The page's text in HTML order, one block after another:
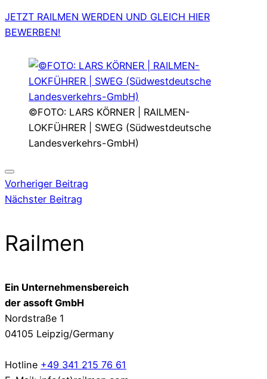
JETZT RAILMEN WERDEN UND GLEICH HIER
BEWERBEN!
©FOTO: LARS KÖRNER | RAILMEN-
LOKFÜHRER | SWEG (Südwestdeutsche
Landesverkehrs-GmbH)
Vorheriger Beitrag
Nächster Beitrag
Railmen
Ein Unternehmensbereich
der assoft GmbH
Nordstraße 1
04105 Leipzig/Germany
Hotline +49 341 215 76 61